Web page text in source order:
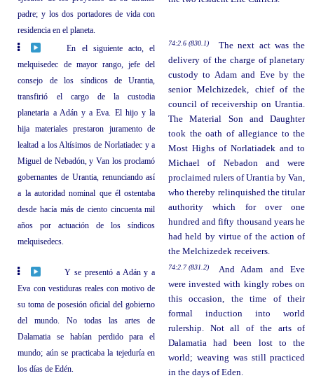
padre; y los dos portadores de vida con
residencia en el planeta.
En el siguiente acto, el
melquisedec de mayor rango, jefe del
consejo de los síndicos de Urantia,
transfirió el cargo de la custodia
planetaria a Adán y a Eva. El hijo y la
hija materiales prestaron juramento de
lealtad a los Altísimos de Norlatiadec y a
Miguel de Nebadón, y Van los proclamó
gobernantes de Urantia, renunciando así
a la autoridad nominal que él ostentaba
desde hacía más de ciento cincuenta mil
años por actuación de los síndicos
melquisedecs.
74:2.6 (830.1)
The next act was the
delivery of the charge of planetary
custody to Adam and Eve by the
senior Melchizedek, chief of the
council of receivership on Urantia.
The Material Son and Daughter
took the oath of allegiance to the
Most Highs of Norlatiadek and to
Michael of Nebadon and were
proclaimed rulers of Urantia by Van,
who thereby relinquished the titular
authority which for over one
hundred and fifty thousand years he
had held by virtue of the action of
the Melchizedek receivers.
Y se presentó a Adán y a
Eva con vestiduras reales con motivo de
su toma de posesión oficial del gobierno
del mundo. No todas las artes de
Dalamatia se habían perdido para el
mundo; aún se practicaba la tejeduría en
los días de Edén.
74:2.7 (831.2)
And Adam and Eve
were invested with kingly robes on
this occasion, the time of their
formal induction into world
rulership. Not all of the arts of
Dalamatia had been lost to the
world; weaving was still practiced
in the days of Eden.